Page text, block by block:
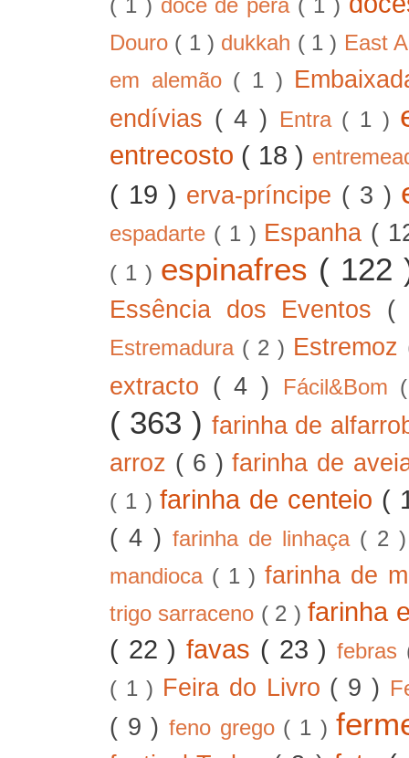
( 1 ) doce de pêra ( 1 )
Douro ( 1 ) dukkah ( 1 ) East
em alemão ( 1 )
endívias ( 4 ) Entra ( 1 )
entrecosto ( 18 )
( 19 ) erva-príncipe ( 3 )
espadarte ( 1 ) Espanha (
( 1 ) espinafres (
Essência dos Eventos (
Estremadura ( 2 ) Estremoz
extracto ( 4 ) Fácil&Bom
( 363 )farinha de
arroz ( 6 )farinha de
( 1 )farinha de centeio (
( 4 ) farinha de linhaça ( 2
mandioca ( 1 )farinha de
trigo sarraceno ( 2 )farinha
( 22 )favas ( 23 ) febras
( 1 ) Feira do Livro ( 9 )
( 9 ) feno grego ( 1 )